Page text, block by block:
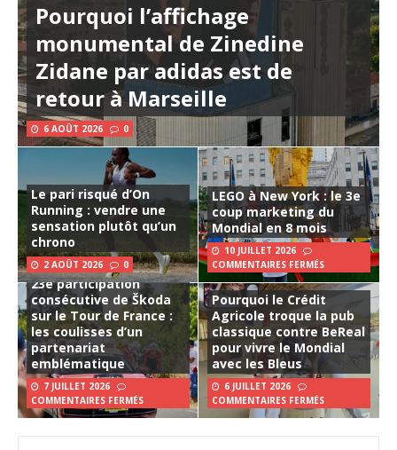
Pourquoi l’affichage
monumental de Zinedine
Zidane par adidas est de
retour à Marseille
6 AOÛT 2026 0
Le pari risqué d’On
Running : vendre une
sensation plutôt qu’un
chrono
2 AOÛT 2026 0
LEGO à New York : le 3e
coup marketing du
Mondial en 8 mois
10 JUILLET 2026
COMMENTAIRES FERMÉS
23e participation
consécutive de Škoda
sur le Tour de France :
les coulisses d’un
partenariat
emblématique
7 JUILLET 2026
COMMENTAIRES FERMÉS
Pourquoi le Crédit
Agricole troque la pub
classique contre BeReal
pour vivre le Mondial
avec les Bleus
6 JUILLET 2026
COMMENTAIRES FERMÉS